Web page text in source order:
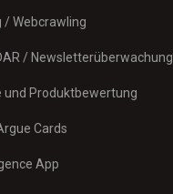
/ Webcrawling
/ Newsletterüberwachung
und Produktbewertung
Cards
App